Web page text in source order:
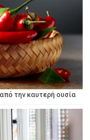
την καυτερή ουσία